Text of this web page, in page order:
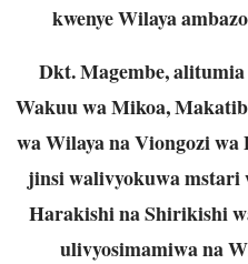
kwenye Wilaya
Dkt. Magembe,
Wakuu wa Mikoa,
wa Wilaya na Viongozi
jinsi walivyokuwa mstari
Harakishi na Shirikishi
ulivyosimamiwa na